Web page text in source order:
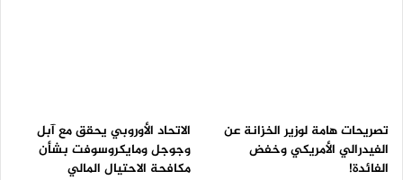
تصريحات هامة لوزير الخزانة عن
الفيدرالي الأمريكي وخفض
الفائدة!
الاتحاد الأوروبي يحقق مع آبل
وجوجل ومايكروسوفت بشأن
مكافحة الاحتيال المالي